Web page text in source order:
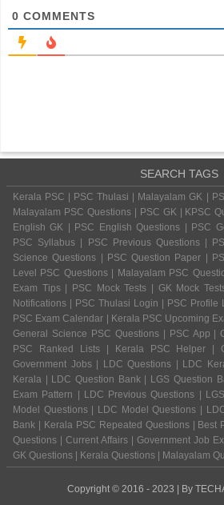
0 COMMENTS
SEARCH TAGS
Kerala PSC | PSC Thulasi | Malayalam GK |
Malayalam PSC Questions | PSC GK | KPSC
English GK | PSC English Questions | PSC
PSC Syllabus | PSC Previous Questions |
Science Questions | PSC Question Paper |
Level PSC Questions | Malayalam PSC
Exam Tips | PSC Mock Tests | GK Mock
Notifications | PSC Thulasi Login | PSC Profile
PSC Exam Calendar | Kerala PSC Upcoming
General Science PSC Questions | PSC App |
PSC Ranked Lists | Kerala PSC Helper |
Government Jobs | LDC Questions | LDC
Kerala | LDC Question Bank | LGS Question
Exam Pattern | LDC Previous Questions |
Model Questions | LDC Model Questions |
Bank | Kerala PSC Repeated Questions | Best
Questions | Current Affairs | Government Job
GK Questions | Kerala Questions | Malayalam
Copyright © 2016 - 2023 | By